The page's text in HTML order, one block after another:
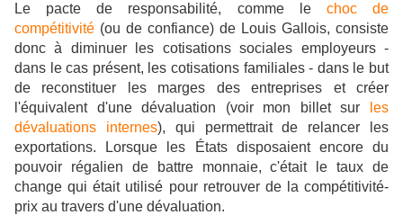
Le pacte de responsabilité, comme le choc de
compétitivité (ou de confiance) de Louis Gallois, consiste
donc à diminuer
les cotisations sociales employeurs -
dans le cas présent, les cotisations familiales - dans le but
de reconstituer les marges des entreprises et créer
l'équivalent d'une dévaluation
(voir mon billet sur
les
dévaluations internes), qui permettrait de relancer les
exportations.
Lorsque les États disposaient encore du
pouvoir régalien de battre monnaie, c'était le taux de
change qui était utilisé pour retrouver de la compétitivité-
prix au travers d'une dévaluation.